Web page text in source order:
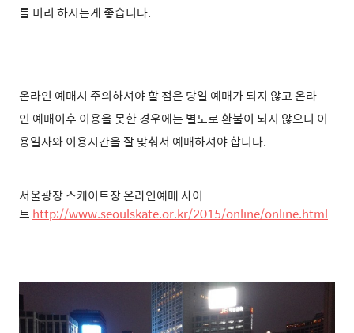
를 미리 하시는게 좋습니다.
온라인 예매시 주의하셔야 할 점은 당일 예매가 되지 않고온라
인 예매이후 이용을 못한 경우에는 별도로 환불이 되지 않으니 이
용일자와 이용시간을 잘 맞춰서 예매하셔야 합니다.
서울광장 스케이트장 온라인예매 사이
트 http://www.seoulskate.or.kr/2015/online/online.html